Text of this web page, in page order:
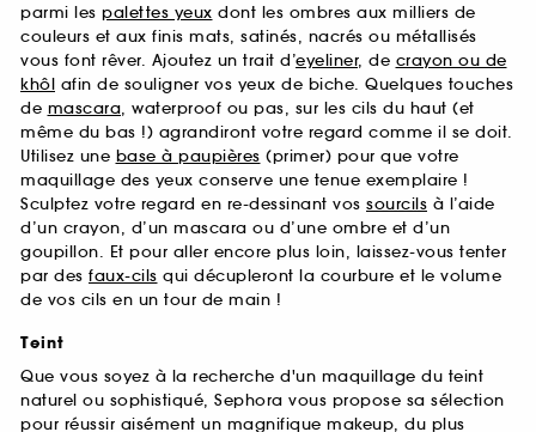
parmi les palettes yeux dont les ombres aux milliers de
couleurs et aux finis mats, satinés, nacrés ou métallisés
vous font rêver. Ajoutez un trait d’eyeliner, de crayon ou de
khôl afin de souligner vos yeux de biche. Quelques touches
de mascara, waterproof ou pas, sur les cils du haut (et
même du bas !) agrandiront votre regard comme il se doit.
Utilisez une base à paupières (primer) pour que votre
maquillage des yeux conserve une tenue exemplaire !
Sculptez votre regard en re-dessinant vos sourcils à l’aide
d’un crayon, d’un mascara ou d’une ombre et d’un
goupillon. Et pour aller encore plus loin, laissez-vous tenter
par des faux-cils qui décupleront la courbure et le volume
de vos cils en un tour de main !
Teint
Que vous soyez à la recherche d'un maquillage du teint
naturel ou sophistiqué, Sephora vous propose sa sélection
pour réussir aisément un magnifique makeup, du plus